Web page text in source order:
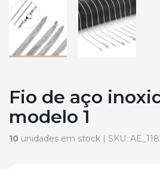
Fio de aço
modelo 1
10 unidades em stock | SKU: